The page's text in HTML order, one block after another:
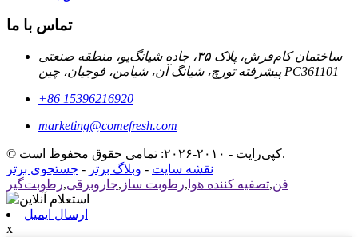
تماس با ما
ساختمان کام‌فرش، پلاک ۳۵، جاده شیانگ‌یو، منطقه صنعتی
پیشرفته تورچ، شیانگ آن، شیامن، فوجیان، چین PC361101
‎+86 15396216920‎
marketing@comefresh.com
© کپی‌رایت - ۲۰۱۰-۲۰۲۶: تمامی حقوق محفوظ است.
نقشه سایت - وبلاگ برتر - جستجوی برتر
فن,تصفیه کننده هوا ,رطوبت ساز ,جاروبرقی,رطوبت‌گیر
ارسال ایمیل
x